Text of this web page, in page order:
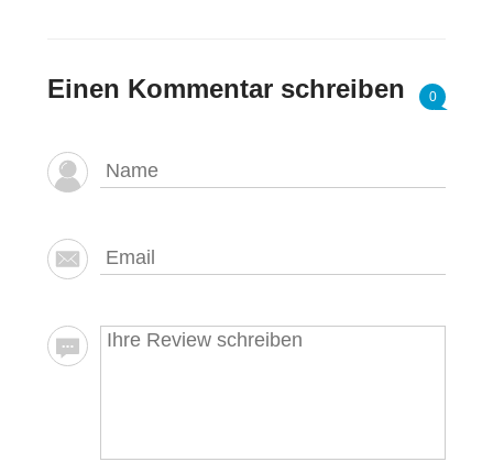
Einen Kommentar schreiben 0